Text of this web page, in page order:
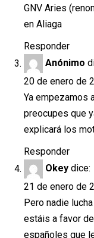
GNV Aries
en Aliaga
Responder
Anónimo
20 de enero de
Ya empezamos
preocupes que
explicará los
Responder
Okey dice:
21 de enero de
Pero nadie
estáis a favor
españoles que